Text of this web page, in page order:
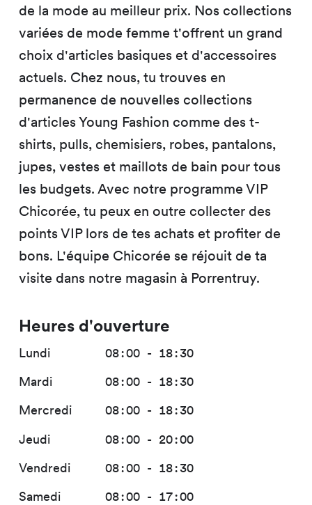
de la mode au meilleur prix. Nos collections
variées de mode femme t'offrent un grand
choix d'articles basiques et d'accessoires
actuels. Chez nous, tu trouves en
permanence de nouvelles collections
d'articles Young Fashion comme des t-
shirts, pulls, chemisiers, robes, pantalons,
jupes, vestes et maillots de bain pour tous
les budgets. Avec notre programme VIP
Chicorée, tu peux en outre collecter des
points VIP lors de tes achats et profiter de
bons. L'équipe Chicorée se réjouit de ta
visite dans notre magasin à Porrentruy.
Heures d'ouverture
Lundi
08:00 - 18:30
Mardi
08:00 - 18:30
Mercredi
08:00 - 18:30
Jeudi
08:00 - 20:00
Vendredi
08:00 - 18:30
Samedi
08:00 - 17:00